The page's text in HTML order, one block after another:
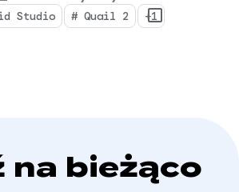
Studio
profilowanie wycieków
awarii z uwzględnieniem
Studio # Quail 2 +1
na bieżąco